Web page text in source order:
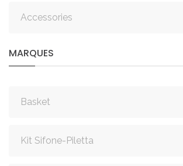
Accessories
MARQUES
Basket
Kit Sifone-Piletta